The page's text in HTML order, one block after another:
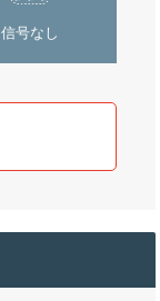
信号なし